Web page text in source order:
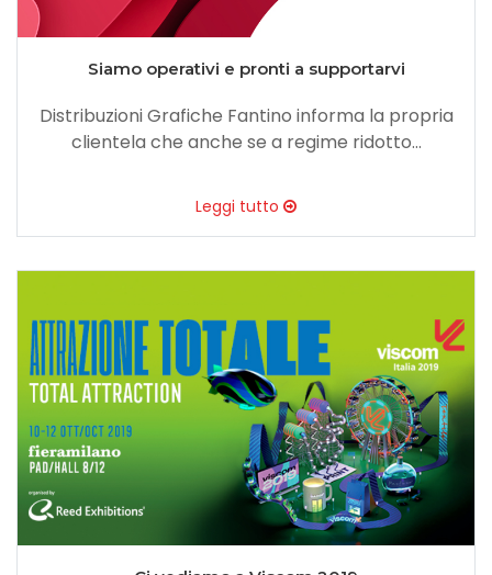
Siamo operativi e pronti a supportarvi
Distribuzioni Grafiche Fantino informa la propria
clientela che anche se a regime ridotto...
Leggi tutto